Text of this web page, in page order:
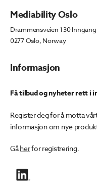
Informasjon
Mediability Oslo
Drammensveien 130
0277 Oslo, Norway
Få tilbud og nyheter rett i
Register deg for å motta
informasjon om nye
Gåherfor registrering.